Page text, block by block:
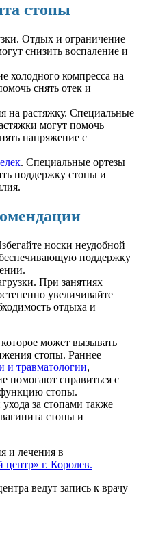
стопы
Отдых и ограничение
снизить воспаление и
холодного компресса на
снять отек и
на растяжку. Специальные
могут помочь
напряжение с
. Специальные ортезы
поддержку стопы и
носки неудобной
поддержку
При занятиях
увеличивайте
отдыха и
может вызывать
стопы. Раннее
и травматологии,
помогают справиться с
функцию стопы.
за стопами также
стопы и
и лечения в
г. Королев.
ведут запись к врачу